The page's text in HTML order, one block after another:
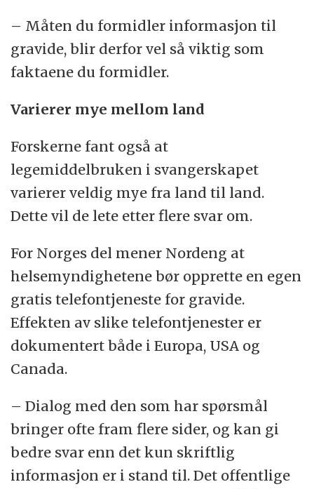
– Måten du formidler informasjon til
gravide, blir derfor vel så viktig som
faktaene du formidler.
Varierer mye mellom land
Forskerne fant også at
legemiddelbruken i svangerskapet
varierer veldig mye fra land til land.
Dette vil de lete etter flere svar om.
For Norges del mener Nordeng at
helsemyndighetene bør opprette en egen
gratis telefontjeneste for gravide.
Effekten av slike telefontjenester er
dokumentert både i Europa, USA og
Canada.
– Dialog med den som har spørsmål
bringer ofte fram flere sider, og kan gi
bedre svar enn det kun skriftlig
informasjon er i stand til. Det offentlige